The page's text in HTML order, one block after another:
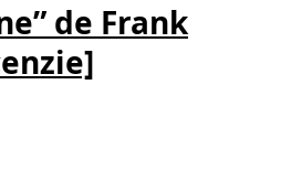
de Frank